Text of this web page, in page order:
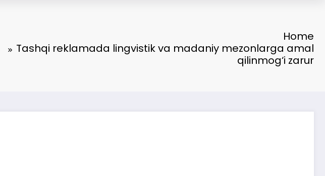
Home
Tashqi reklamada lingvistik va madaniy mezonlarga amal
qilinmog‘i zarur